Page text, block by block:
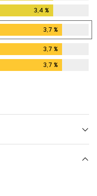
3,4 %
3,7 %
3,7 %
3,7 %